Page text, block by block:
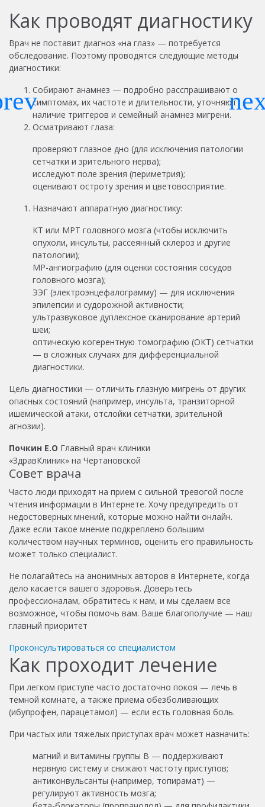
Как проводят диагностику
Врач не поставит диагноз «на глаз» — потребуется
обследование. Поэтому проводятся следующие методы
диагностики:
Собирают анамнез — подробно расспрашивают о
симптомах, их частоте и длительности, уточняют
наличие триггеров и семейный анамнез мигрени.
Осматривают глаза:
проверяют глазное дно (для исключения патологии
сетчатки и зрительного нерва);
исследуют поле зрения (периметрия);
оценивают остроту зрения и цветовосприятие.
Назначают аппаратную диагностику:
КТ или МРТ головного мозга (чтобы исключить
опухоли, инсульты, рассеянный склероз и другие
патологии);
МР-ангиографию (для оценки состояния сосудов
головного мозга);
ЭЭГ (электроэнцефалограмму) — для исключения
эпилепсии и судорожной активности;
ультразвуковое дуплексное сканирование артерий
шеи;
оптическую когерентную томографию (ОКТ) сетчатки
— в сложных случаях для дифференциальной
диагностики.
Цель диагностики — отличить глазную мигрень от других
опасных состояний (например, инсульта, транзиторной
ишемической атаки, отслойки сетчатки, зрительной
агнозии).
Почкин Е.О Главный врач клиники
«ЗдравКлиник» на Чертановской
Совет врача
Часто люди приходят на прием с сильной тревогой после
чтения информации в Интернете. Хочу предупредить от
недостоверных мнений, которые можно найти онлайн.
Даже если такое мнение подкреплено большим
количеством научных терминов, оценить его правильность
может только специалист.
Не полагайтесь на анонимных авторов в Интернете, когда
дело касается вашего здоровья. Доверьтесь
профессионалам, обратитесь к нам, и мы сделаем все
возможное, чтобы помочь вам. Ваше благополучие — наш
главный приоритет
Проконсультироваться со специалистом
Как проходит лечение
При легком приступе часто достаточно покоя — лечь в
темной комнате, а также приема обезболивающих
(ибупрофен, парацетамол) — если есть головная боль.
При частых или тяжелых приступах врач может назначить:
магний и витамины группы В — поддерживают
нервную систему и снижают частоту приступов;
антиконвульсанты (например, топирамат) —
регулируют активность мозга;